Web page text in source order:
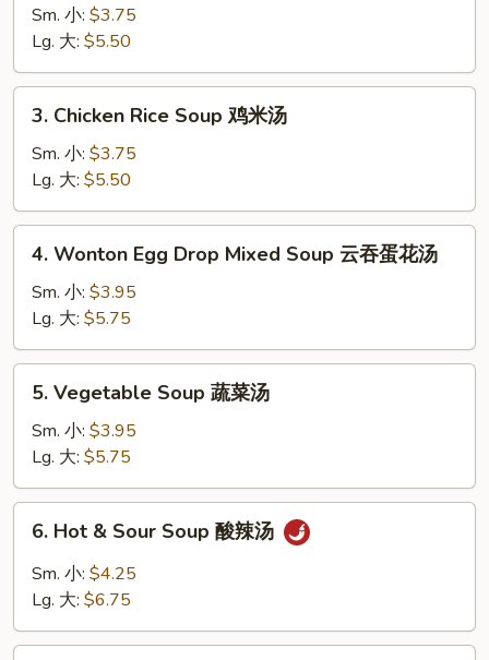
Noodle
Soup
鸡
面
Sm. 小: $3.75
Lg. 大: $5.50
Chicken
Rice
Soup
鸡
米
3. Chicken Rice Soup 鸡米汤
Sm. 小: $3.75
Lg. 大: $5.50
Wonton
Egg
Drop
Mixed
Soup
汤
4. Wonton Egg Drop Mixed Soup 云吞蛋花汤
Sm. 小: $3.95
Lg. 大: $5.75
Vegetable
Soup
菜
汤
5. Vegetable Soup 蔬菜汤
Sm. 小: $3.95
Lg. 大: $5.75
Hot
Sour
酸
6. Hot & Sour Soup 酸辣汤
Sm. 小: $4.25
Lg. 大: $6.75